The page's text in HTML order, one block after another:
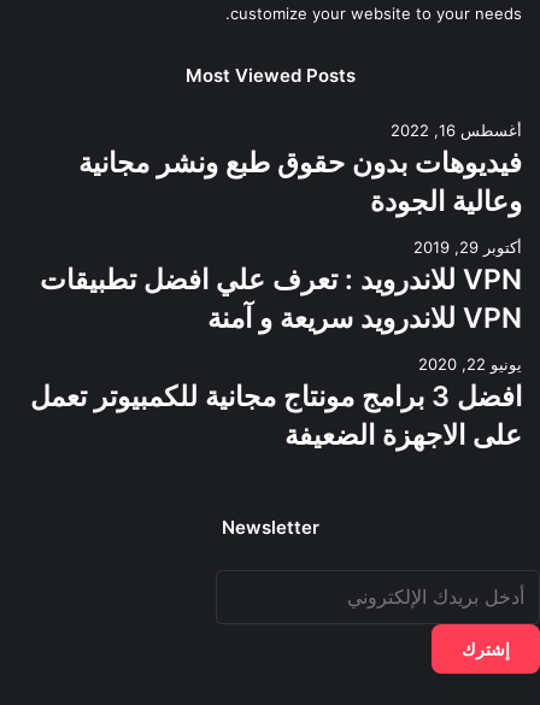
customize your website to your needs.
Most Viewed Posts
أغسطس 16, 2022
فيديوهات بدون حقوق طبع ونشر مجانية
وعالية الجودة
أكتوبر 29, 2019
VPN للاندرويد : تعرف علي افضل تطبيقات
VPN للاندرويد سريعة و آمنة
يونيو 22, 2020
افضل 3 برامج مونتاج مجانية للكمبيوتر تعمل
على الاجهزة الضعيفة
Newsletter
أدخل
بريدك
الإلكتروني